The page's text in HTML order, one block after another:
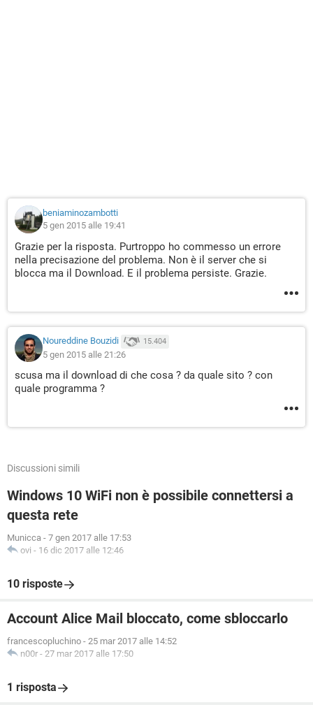
beniaminozambotti
5 gen 2015 alle 19:41
Grazie per la risposta. Purtroppo ho commesso un errore
nella precisazione del problema. Non è il server che si
blocca ma il Download. E il problema persiste. Grazie.
Noureddine Bouzidi 15.404
5 gen 2015 alle 21:26
scusa ma il download di che cosa ? da quale sito ? con
quale programma ?
Discussioni simili
Windows 10 WiFi non è possibile connettersi a
questa rete
Municca - 7 gen 2017 alle 17:53
ovi - 16 dic 2017 alle 12:46
10 risposte
Account Alice Mail bloccato, come sbloccarlo
francescopluchino - 25 mar 2017 alle 14:52
n00r - 27 mar 2017 alle 17:50
1 risposta